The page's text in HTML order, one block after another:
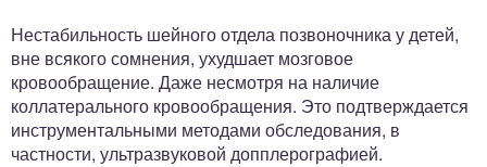
Нестабильность шейного отдела позвоночника у детей,
вне всякого сомнения, ухудшает мозговое
кровообращение. Даже несмотря на наличие
коллатерального кровообращения. Это подтверждается
инструментальными методами обследования, в
частности, ультразвуковой допплерографией.